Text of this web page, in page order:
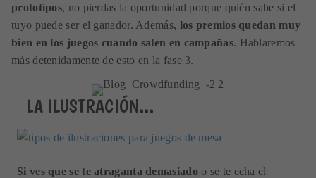
prototipos, no pierdas la oportunidad porque quién sabe si el
tuyo puede ser el ganador. Además, los premios quedan muy
bien en los juegos cuando salen en campañas. Hablaremos
más detenidamente de esto en la fase 3.
LA ILUSTRACIÓN...
Si ves que se te atraganta demasiado o se te echa el